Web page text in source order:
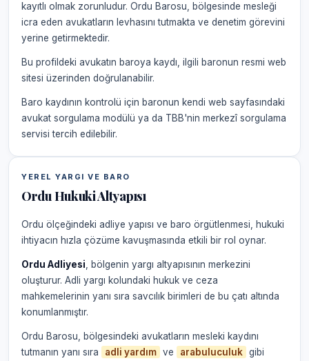
kayıtlı olmak zorunludur. Ordu Barosu, bölgesinde mesleği
icra eden avukatların levhasını tutmakta ve denetim görevini
yerine getirmektedir.
Bu profildeki avukatın baroya kaydı, ilgili baronun resmi web
sitesi üzerinden doğrulanabilir.
Baro kaydının kontrolü için baronun kendi web sayfasındaki
avukat sorgulama modülü ya da TBB'nin merkezî sorgulama
servisi tercih edilebilir.
YEREL YARGI VE BARO
Ordu Hukuki Altyapısı
Ordu ölçeğindeki adliye yapısı ve baro örgütlenmesi, hukuki
ihtiyacın hızla çözüme kavuşmasında etkili bir rol oynar.
Ordu Adliyesi , bölgenin yargı altyapısının merkezini
oluşturur. Adli yargı kolundaki hukuk ve ceza
mahkemelerinin yanı sıra savcılık birimleri de bu çatı altında
konumlanmıştır.
Ordu Barosu, bölgesindeki avukatların mesleki kaydını
tutmanın yanı sıra
adli yardım ve arabuluculuk gibi